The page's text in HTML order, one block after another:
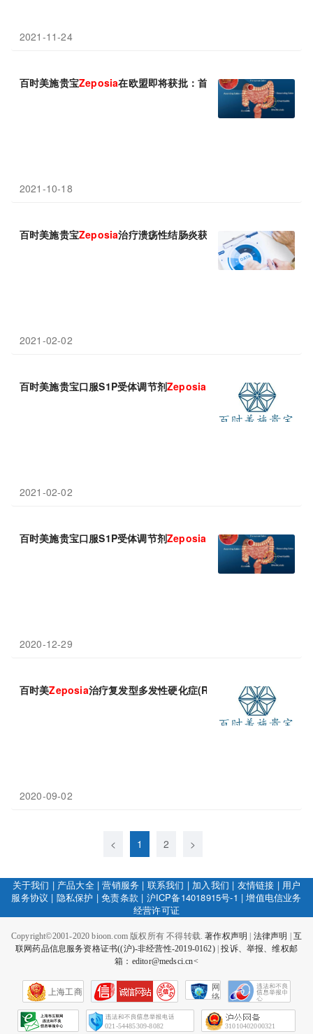
2021-11-24
百时美施贵宝Zeposia在欧盟即将获批：首个治疗UC的口服S1P
2021-10-18
百时美施贵宝Zeposia治疗溃疡性结肠炎获FDA优先审查
2021-02-02
百时美施贵宝口服S1P受体调节剂Zeposia 获美国FDA优先审查！
2021-02-02
百时美施贵宝口服S1P受体调节剂Zeposia 欧盟申请新适应症！
2020-12-29
百时美Zeposia治疗复发型多发性硬化症(RMS)具有长期疗效和安
2020-09-02
< 1 2 >
关于我们 | 产品大全|营销服务 | 联系我们 | 加入我们 | 友情链接 | 用户
服务协议 | 隐私保护 |免责条款 | 沪ICP备14018915号-1 |增值电信业务
经营许可证
Copyright©2001-2020 bioon.com 版权所有 不得转载.著作权声明 法律声明
互
联网药品信息服务资格证书((沪)-非经营性-2019-0162)|投诉、举报、维权邮
箱：editor@medsci.cn<
上海工商
网
络
会
征
021-54485309-8082 31010402000321